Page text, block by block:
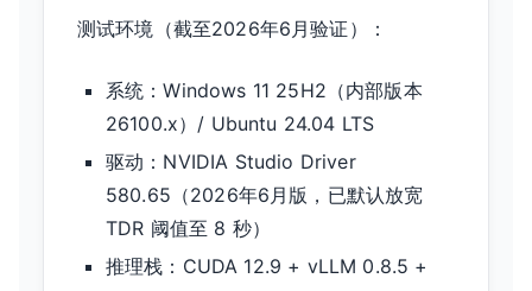
测试环境（截至2026年6月验证）：
系统：Windows 11 25H2（内部版本
26100.x）/ Ubuntu 24.04 LTS
驱动：NVIDIA Studio Driver
580.65（2026年6月版，已默认放宽
TDR 阈值至 8 秒）
推理栈：CUDA 12.9 + vLLM 0.8.5 +